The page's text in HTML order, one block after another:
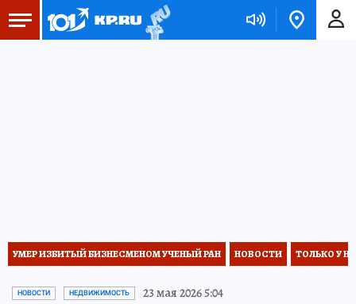
УМЕР ИЗБИТЫЙ БИЗНЕСМЕНОМ УЧЕНЫЙ РАН НОВОСТИ ТОЛЬКО У
НОВОСТИ НЕДВИЖИМОСТЬ 23 мая 2026 5:04